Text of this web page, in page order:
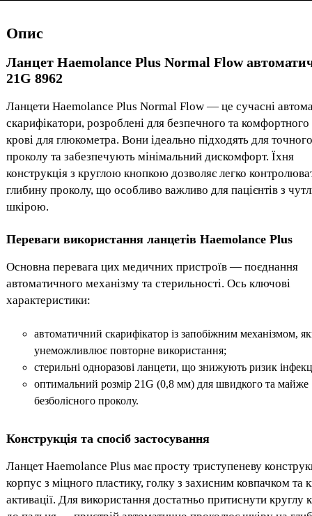
Опис
Ланцет Haemolance Plus Normal Flow
21G 8962
Ланцети Haemolance Plus Normal Flow — це сучасні
скарифікатори, розроблені для безпечного та
крові для глюкометра. Вони ідеально підходять для точного
проколу та забезпечують мінімальний дискомфорт. Їхня
конструкція з круглою кнопкою дозволяє легко
глибину проколу, що особливо важливо для пацієнтів з
шкірою.
Переваги використання ланцетів Haemolance Plus
Основна перевага цих медичних пристроїв — поєднання
автоматичного механізму та стерильності. Ось ключові
характеристики:
автоматичний скарифікатор із запобіжним механізмом,
унеможливлює повторне використання;
стерильні одноразові ланцети, що знижують ризик
оптимальний розмір 21G (0,8 мм) для швидкого та майже
безболісного проколу.
Конструкція та спосіб застосування
Ланцет Haemolance Plus має просту триступеневу
корпус з міцного пластику, голку з захисним ковпачком та
активації. Для використання достатньо притиснути круглу